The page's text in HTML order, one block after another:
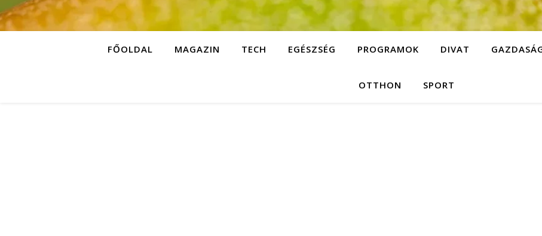
FŐOLDAL MAGAZIN TECH EGÉSZSÉG PROGRAMOK DIVAT
OTTHON SPORT